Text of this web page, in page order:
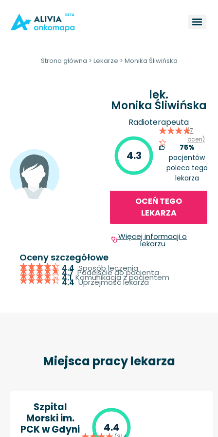
Strona główna > Lekarze > Monika Śliwińska
lek.
Monika Śliwińska
Radioterapeuta
4.3
(7
ocen)
75%
pacjentów
poleca tego
lekarza
OCEŃ TEGO
LEKARZA
Więcej informacji o
lekarzu
Oceny szczegółowe
4.4 Sposób leczenia
4.7 Podejście do pacjenta
4.1 Komunikacja z pacjentem
4.4 Uprzejmość lekarza
Miejsca pracy lekarza
Szpital
Morski im.
PCK w Gdyni
4.4